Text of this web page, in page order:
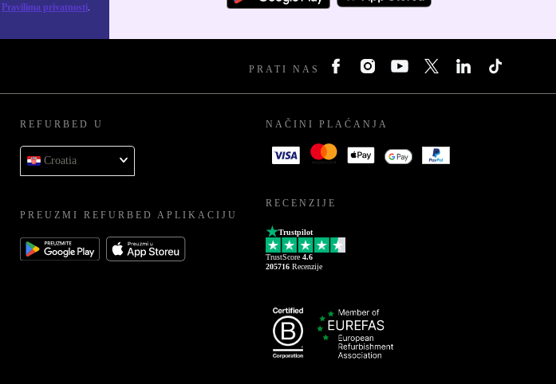
Pravilima privatnosti.
PRATI NAS
REFURBED U
Croatia
PREUZMI REFURBED APLIKACIJU
NAČINI PLAĆANJA
RECENZIJE
Trustpilot
TrustScore 4.6
205716 Recenzije